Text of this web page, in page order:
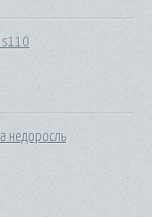
s110
недоросль